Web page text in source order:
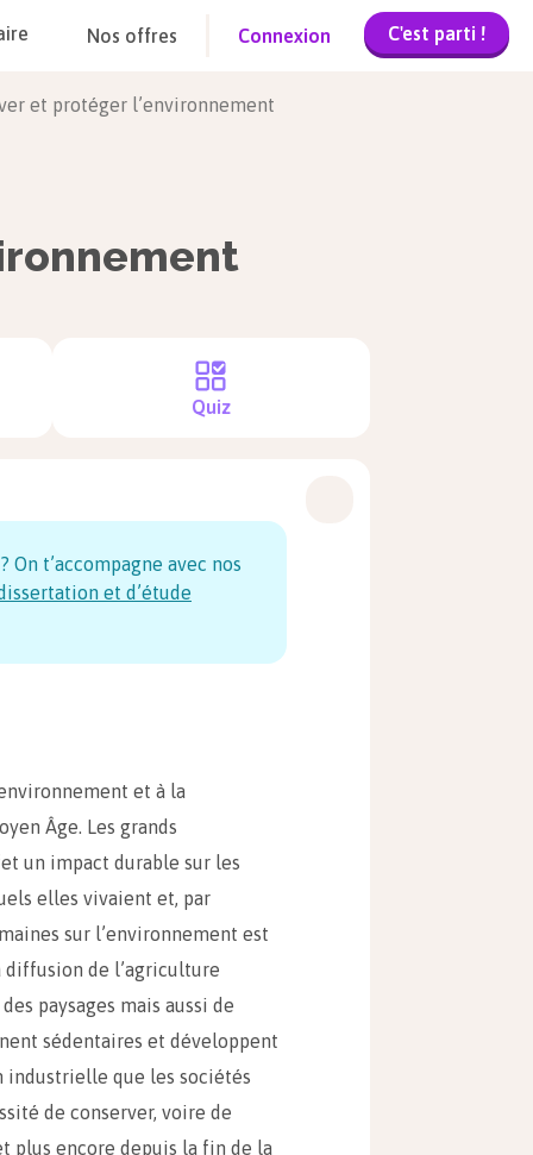
Nos offres Connexion C'est parti !
et protéger l’environnement
Quiz
On t’accompagne avec nos
et d’étude
et à la
Âge. Les grands
un impact durable sur les
elles vivaient et, par
sur l’environnement est
diffusion de l’agriculture
paysages mais aussi de
sédentaires et développent
industrielle que les sociétés
de conserver, voire de
plus encore depuis la fin de la